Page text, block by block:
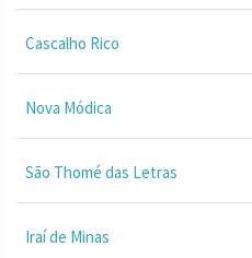
Cascalho Rico
Nova Módica
São Thomé das Letras
Iraí de Minas